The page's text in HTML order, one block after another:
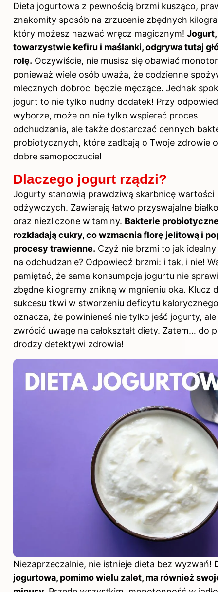
Dieta jogurtowa z pewnością brzmi kusząco,
znakomity sposób na zrzucenie zbędnych
który możesz nazwać wręcz magicznym! Jogurt,
towarzystwie kefiru i maślanki, odgrywa tutaj
rolę. Oczywiście, nie musisz się obawiać
ponieważ wiele osób uważa, że codzienne
mlecznych dobroci będzie męczące. Jednak
jogurt to nie tylko nudny dodatek! Przy
wyborze, może on nie tylko wspierać proces
odchudzania, ale także dostarczać cennych
probiotycznych, które zadbają o Twoje zdrowie
dobre samopoczucie!
Dlaczego jogurt rządzi?
Jogurty stanowią prawdziwą skarbnicę wartości
odżywczych. Zawierają łatwo przyswajalne
oraz niezliczone witaminy. Bakterie
rozkładają cukry, co wzmacnia florę jelitową i
procesy trawienne. Czyż nie brzmi to jak
na odchudzanie? Odpowiedź brzmi: i tak, i nie!
pamiętać, że sama konsumpcja jogurtu nie
zbędne kilogramy znikną w mgnieniu oka. Klucz
sukcesu tkwi w stworzeniu deficytu
oznacza, że powinieneś nie tylko jeść jogurty,
zwrócić uwagę na całokształt diety. Zatem… do
drodzy detektywi zdrowia!
Niezaprzeczalnie, nie istnieje dieta bez wyzwań!
jogurtowa, pomimo wielu zalet, ma również